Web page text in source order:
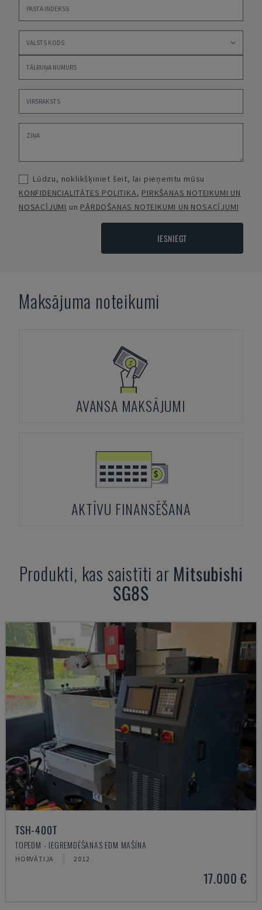
Lūdzu, noklikšķiniet šeit, lai pieņemtu mūsu
KONFIDENCIALITĀTES POLITIKA, PIRKŠANAS NOTEIKUMI UN
NOSACĪJUMI un PĀRDOŠANAS NOTEIKUMI UN NOSACĪJUMI
IESNIEGT
Maksājuma noteikumi
AVANSA MAKSĀJUMI
AKTĪVU FINANSĒŠANA
Produkti, kas saistīti ar Mitsubishi
SG8S
TSH-400T
TOPEDM - IEGREMDĒŠANAS EDM MAŠĪNA
HORVĀTIJA 2012
17.000 €